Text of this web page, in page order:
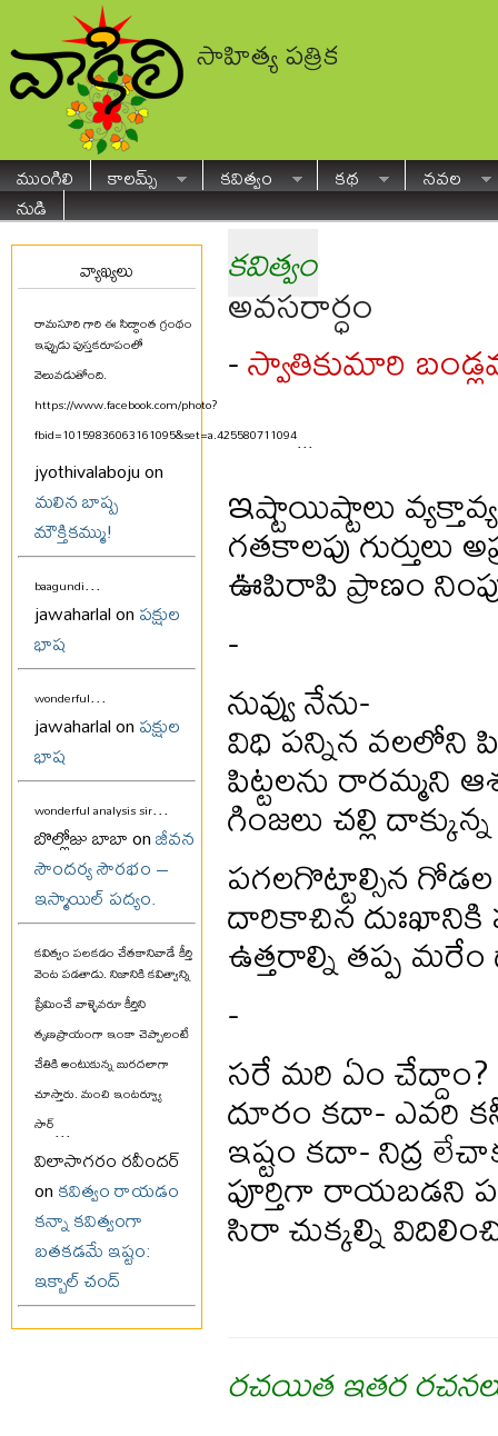
సాహిత్య పత్రిక
ముంగిలి కాలమ్స్ కవిత్వం కథ
నవల
నుడి
వ్యాఖ్యలు
రామసూరి గారి ఈ సిద్ధాంత గ్రంథం
ఇప్పుడు పుస్తకరూపంలో
వెలువడుతోంది.
https://www.facebook.com/photo?
fbid=10159836063161095&set=a.425580711094...
jyothivalaboju on
మలిన బాష్ప
మౌక్తికమ్ము!
baagundi...
jawaharlal onపక్షుల
భాష
wonderful...
jawaharlal onపక్షుల
భాష
wonderful analysis sir...
బొల్లోజు బాబా onజీవన
సౌందర్య సౌరభం –
ఇస్మాయిల్ పద్యం.
కవిత్వం పలకడం చేతకానివాడే కీర్తి
వెంట పడతాడు. నిజానికి కవిత్వాన్ని
ప్రేమించే వాళ్ళెవరూ కీర్తిని
తృణప్రాయంగా ఇంకా చెప్పాలంటే
చేతికి అంటుకున్న బురదలాగా
చూస్తారు. మంచి ఇంటర్వ్యూ
సార్...
విలాసాగరం రవీందర్
onకవిత్వం రాయడం
కన్నా కవిత్వంగా
బతకడమే ఇష్టం:
ఇక్బాల్ చంద్
కవిత్వం
అవసరార్ధం
-స్వాతికుమారి
ఇష్టాయిష్టాలు
గతకాలపు గుర్తులు
ఊపిరాపి ప్రాణం
-
నువ్వు నేను-
విధి పన్నిన వలలోని
పిట్టలను రారమ్మని
గింజలు చల్లి
పగలగొట్టాల్సిన
దారికాచిన
ఉత్తరాల్ని తప్ప
-
సరే మరి ఏం చేద్దాం?
దూరం కదా- ఎవరి
ఇష్టం కదా- నిద్ర
పూర్తిగా రాయబడని
సిరా చుక్కల్ని
రచయిత ఇతర